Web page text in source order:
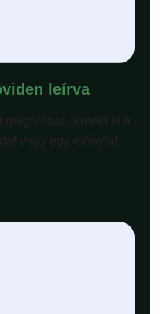
leírva
megoldasz, emeld ki a
vagy egy előnyöd,